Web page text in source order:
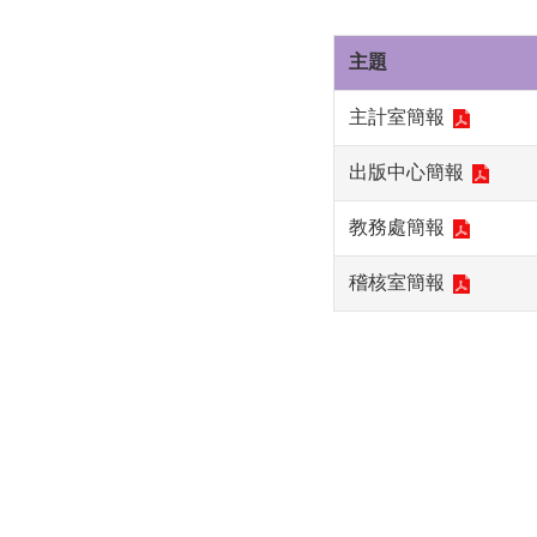
主題
主計室簡報
出版中心簡報
教務處簡報
稽核室簡報